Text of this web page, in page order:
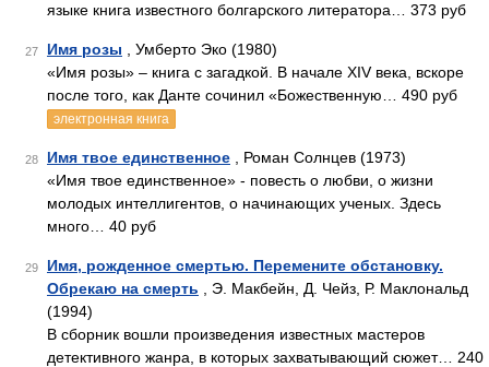
языке книга известного болгарского литератора… 373 руб
27 Имя розы , Умберто Эко (1980)
«Имя розы» – книга с загадкой. В начале ХIV века, вскоре
после того, как Данте сочинил «Божественную… 490 руб
электронная книга
28 Имя твое единственное , Роман Солнцев (1973)
«Имя твое единственное» - повесть о любви, о жизни
молодых интеллигентов, о начинающих ученых. Здесь
много… 40 руб
29
Имя, рожденное смертью. Перемените обстановку.
Обрекаю на смерть , Э. Макбейн, Д. Чейз, Р. Маклональд
(1994)
В сборник вошли произведения известных мастеров
детективного жанра, в которых захватывающий сюжет… 240